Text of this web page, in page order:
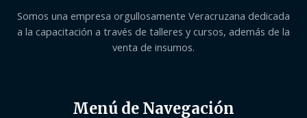
Somos una empresa orgullosamente Veracruzana dedicada
a la capacitación a través de talleres y cursos, además de la
venta de insumos.
Menú de Navegación